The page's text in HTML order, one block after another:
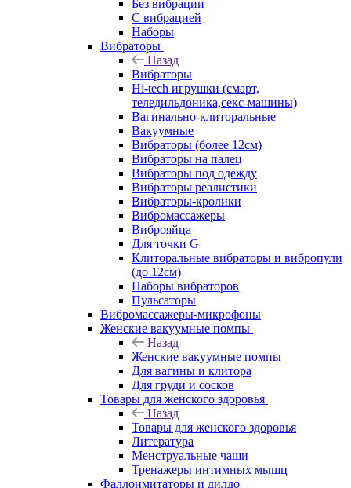
Без вибрации
С вибрацией
Наборы
Вибраторы
Назад
Вибраторы
Hi-tech игрушки (смарт,
теледильдоника,секс-машины)
Вагинально-клиторальные
Вакуумные
Вибраторы (более 12см)
Вибраторы на палец
Вибраторы под одежду
Вибраторы реалистики
Вибраторы-кролики
Вибромассажеры
Виброяйца
Для точки G
Клиторальные вибраторы и вибропули
(до 12см)
Наборы вибраторов
Пульсаторы
Вибромассажеры-микрофоны
Женские вакуумные помпы
Назад
Женские вакуумные помпы
Для вагины и клитора
Для груди и сосков
Товары для женского здоровья
Назад
Товары для женского здоровья
Литература
Менструальные чаши
Тренажеры интимных мышц
Фаллоимитаторы и дилдо